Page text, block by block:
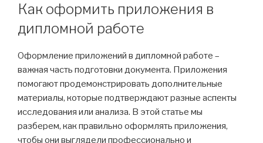
Как оформить приложения в
дипломной работе
Оформление приложений в дипломной работе –
важная часть подготовки документа. Приложения
помогают продемонстрировать дополнительные
материалы, которые подтверждают разные аспекты
исследования или анализа. В этой статье мы
разберем, как правильно оформлять приложения,
чтобы они выглядели профессионально и